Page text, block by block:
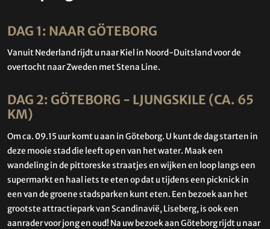
DAG 1: NAAR GÖTEBORG
Vanuit Nederland rijdt u naar Kiel in Noord-Duitsland voor de
overtocht naar Zweden met Stena Line.
DAG 2: GÖTEBORG - LJUNGSKILE (CA. 65
KM)
Om ca. 09.15 uur komt u aan in Göteborg. U kunt de dag starten in
deze mooie stad die leeft op en van het water. Maak een
wandeling in de pittoreske straatjes en wijken en loop langs een
supermarkt en haal iets te eten op dat u tijdens een picknick in
een van de groene stadsparken kunt eten. Een bezoek aan het
grootste attractiepark van Scandinavië, Liseberg, is ook een
aanrader voor jong en oud! Na uw bezoek aan Göteborg rijdt u naar